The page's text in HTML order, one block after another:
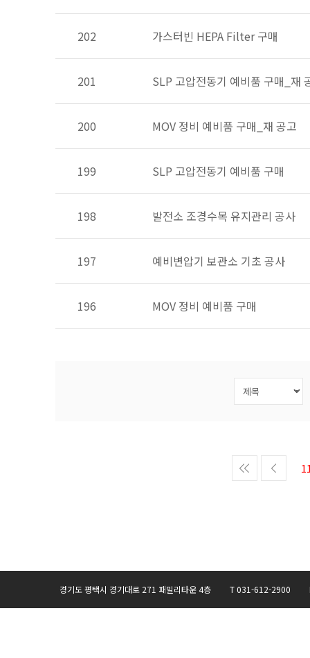
202 가스터빈 HEPA Filter 구매
201 SLP 고압전동기 예비품 구매_재
200 MOV 정비 예비품 구매_재 공고
199 SLP 고압전동기 예비품 구매
198 발전소 조경수목 유지관리 공사
197 예비변압기 보관소 기초 공사
196 MOV 정비 예비품 구매
경기도 평택시 경기대로 271 패밀리타운 4층 T 031-612-2900